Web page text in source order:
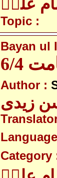
علیؑ
Topic :
Bayan ul
6/4
Author :
زیدی
Category